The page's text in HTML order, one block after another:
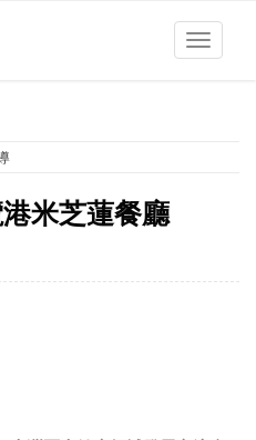
Toggle
米芝蓮餐廳